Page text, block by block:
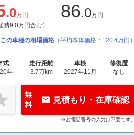
.0万円
費9.0万円含む）
86.0万円
この車種の相場価格 （平均本体価格：120.4万円）
式
年
走行距離
3.7万km
車検
2027年11月
修復歴
なし
無
料
見積もり・在庫確認
※お電話番号の入力は不要です。